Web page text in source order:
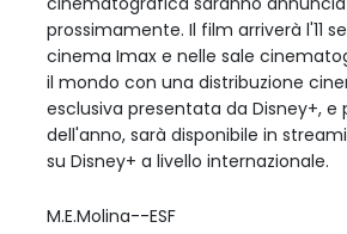
prossimamente. Il film arriverà l'11
cinema Imax e nelle sale
il mondo con una distribuzione
esclusiva presentata da Disney+, e
dell'anno, sarà disponibile in
su Disney+ a livello internazionale.
M.E.Molina--ESF